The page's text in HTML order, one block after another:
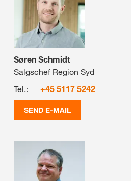
Søren Schmidt
Salgschef Region Syd
Tel.:
+45 5117 5242
SEND E-MAIL